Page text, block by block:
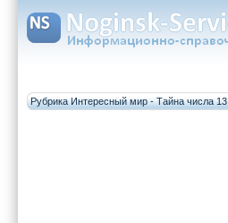
Рубрика Интересный мир - Тайна числа 13